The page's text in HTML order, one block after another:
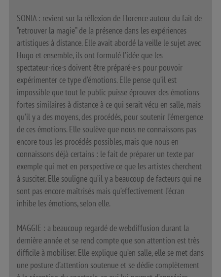
SONIA : revient sur la réflexion de Florence autour du fait de
“retrouver la magie” de la présence dans les expériences
artistiques à distance. Elle avait abordé la veille le sujet avec
Hugo et ensemble, ils ont formulé l’idée que les
spectateur·rice·s doivent être préparé·e·s pour pouvoir
expérimenter ce type d’émotions. Elle pense qu’il est
impossible que tout le public puisse éprouver des émotions
fortes similaires à distance à ce qui serait vécu en salle, mais
qu’il y a des moyens, des procédés, pour soutenir l’émergence
de ces émotions. Elle soulève que nous ne connaissons pas
encore tous les procédés possibles, mais que nous en
connaissons déjà certains : le fait de préparer un texte par
exemple qui met en perspective ce que les artistes cherchent
à susciter. Elle souligne qu’il y a beaucoup de facteurs qui ne
sont pas encore maîtrisés mais qu’effectivement l’écran
inhibe les émotions, selon elle.
MAGGIE : a beaucoup regardé de webdiffusion durant la
dernière année et se rend compte que son attention est très
difficile à mobiliser. Elle explique qu’en salle, elle se met dans
une posture d’attention soutenue et se dédie complètement